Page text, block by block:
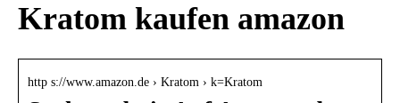
Kratom kaufen amazon
http s://www.amazon.de › Kratom › k=Kratom